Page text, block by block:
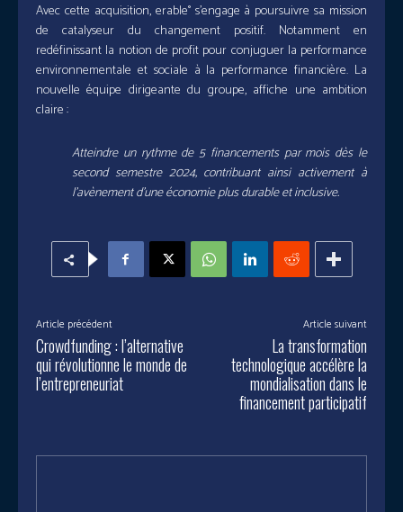
Avec cette acquisition, erable° s’engage à poursuivre sa mission
de catalyseur du changement positif. Notamment en
redéfinissant la notion de profit pour conjuguer la performance
environnementale et sociale à la performance financière. La
nouvelle équipe dirigeante du groupe, affiche une ambition
claire :
Atteindre un rythme de 5 financements par mois dès le
second semestre 2024, contribuant ainsi activement à
l’avènement d’une économie plus durable et inclusive.
Article précédent
Crowdfunding : l’alternative
qui révolutionne le monde de
l’entrepreneuriat
Article suivant
La transformation
technologique accélère la
mondialisation dans le
financement participatif